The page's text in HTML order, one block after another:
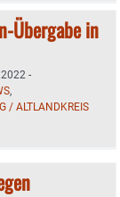
Übergabe in
-
,
/ ALTLANDKREIS